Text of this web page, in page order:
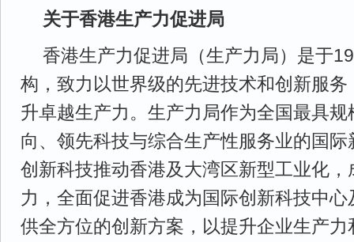
关于香港生产力促进局
香港生产力促进局（生产力局）是于
构，致力以世界级的先进技术和创新服
升卓越生产力。生产力局作为全国最具
向、领先科技与综合生产性服务业的国
创新科技推动香港及大湾区新型工业化
力，全面促进香港成为国际创新科技中
供全方位的创新方案，以提升企业生产